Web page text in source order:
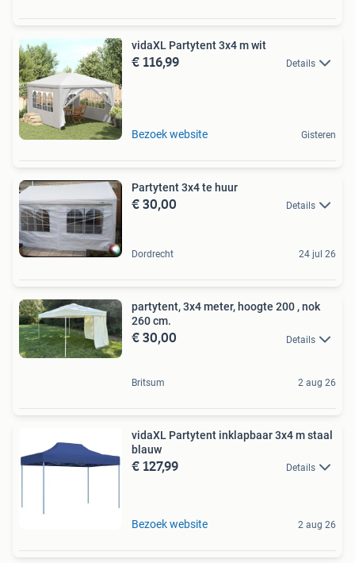
vidaXL Partytent 3x4 m wit
€ 116,99 Details
Bezoek website Gisteren
Partytent 3x4 te huur
€ 30,00 Details
Dordrecht 24 jul 26
partytent, 3x4 meter, hoogte 200 , nok
260 cm.
€ 30,00 Details
Britsum 2 aug 26
vidaXL Partytent inklapbaar 3x4 m staal
blauw
€ 127,99 Details
Bezoek website 2 aug 26